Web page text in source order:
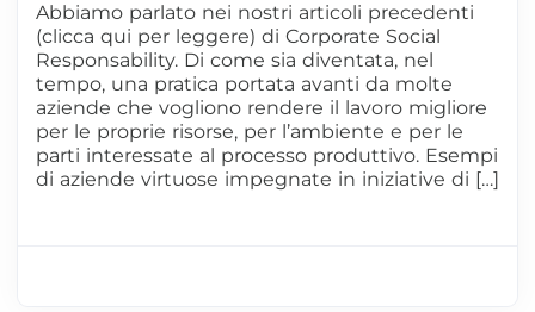
Abbiamo parlato nei nostri articoli precedenti
(clicca qui per leggere) di Corporate Social
Responsability. Di come sia diventata, nel
tempo, una pratica portata avanti da molte
aziende che vogliono rendere il lavoro migliore
per le proprie risorse, per l’ambiente e per le
parti interessate al processo produttivo. Esempi
di aziende virtuose impegnate in iniziative di […]